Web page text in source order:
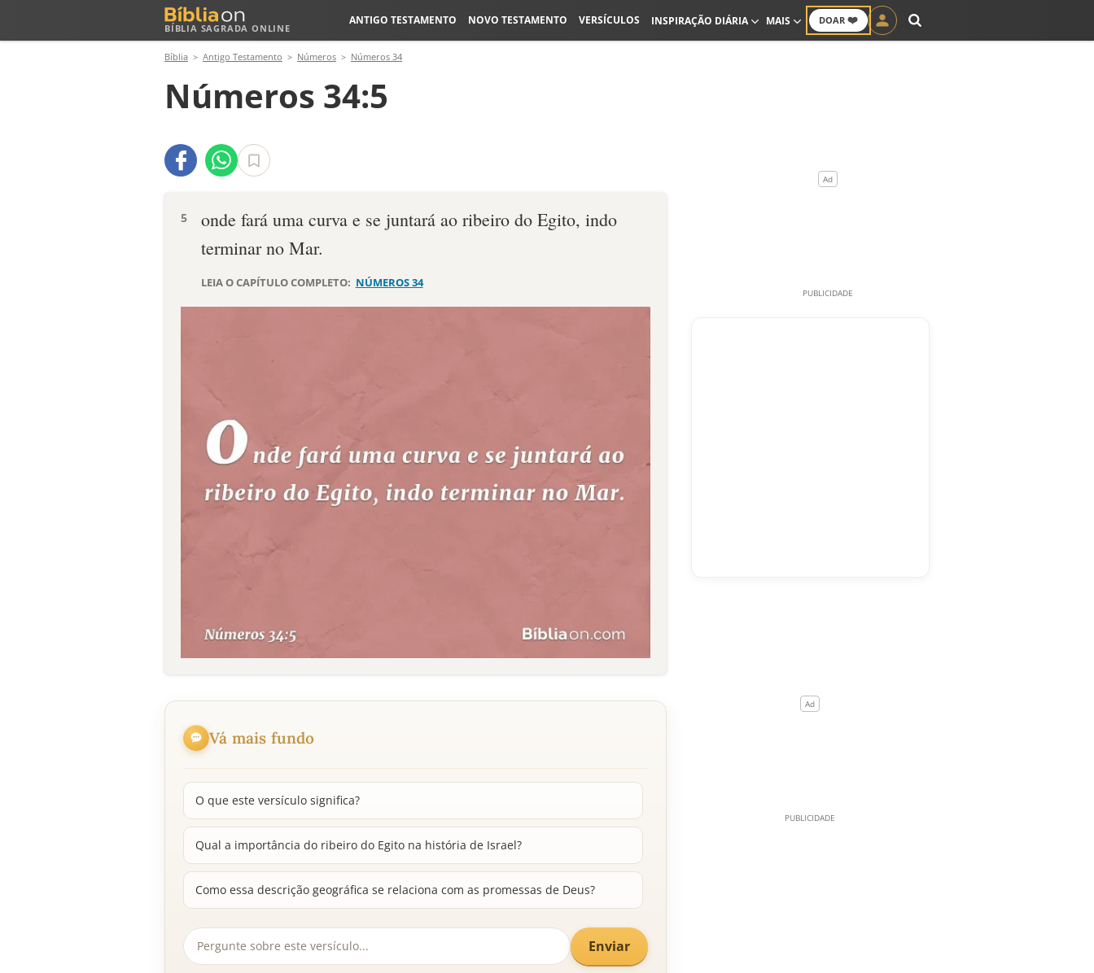
BÍBLIA SAGRADA ONLINE
DOAR ❤️
ANTIGO TESTAMENTO NOVO TESTAMENTO VERSÍCULOS INSPIRAÇÃO DIÁRIA MAIS
Bíblia Antigo Testamento Números Números 34
Números 34:5
5
onde fará uma curva e se juntará ao ribeiro do Egito, indo
terminar no Mar.
LEIA O CAPÍTULO COMPLETO: NÚMEROS 34
Vá mais fundo
O que este versículo significa?
Qual a importância do ribeiro do Egito na história de Israel?
Como essa descrição geográfica se relaciona com as promessas de Deus?
Enviar